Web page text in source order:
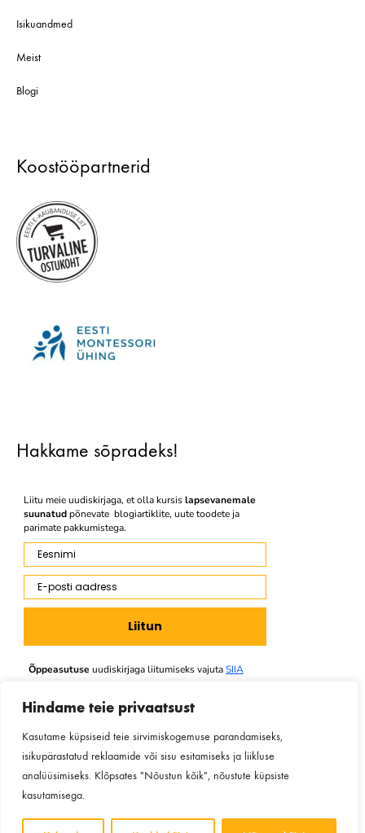
Hindame teie privaatsust
Kasutame küpsiseid teie sirvimiskogemuse parandamiseks,
isikupärastatud reklaamide või sisu esitamiseks ja liikluse
analüüsimiseks. Klõpsates "Nõustun kõik", nõustute küpsiste
kasutamisega.
Isikuandmed
Meist
Blogi
Koostööpartnerid
Hakkame sõpradeks!
Liitu meie uudiskirjaga, et olla kursislapsevanemale
suunatudpõnevate blogiartiklite, uute toodete ja
parimate pakkumistega.
Eesnimi
E-posti aadress
Liitun
Õppeasutuse uudiskirjaga liitumiseks vajutaSIIA
FacebookInstagram
Youtube